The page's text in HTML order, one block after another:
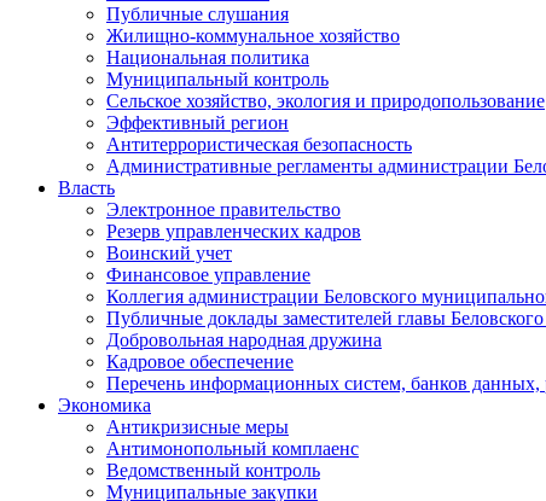
Публичные слушания
Жилищно-коммунальное хозяйство
Национальная политика
Муниципальный контроль
Сельское хозяйство, экология и природопользование
Эффективный регион
Антитеррористическая безопасность
Административные регламенты администрации
Власть
Электронное правительство
Резерв управленческих кадров
Воинский учет
Финансовое управление
Коллегия администрации Беловского
Публичные доклады заместителей главы
Добровольная народная дружина
Кадровое обеспечение
Перечень информационных систем, банков данных,
Экономика
Антикризисные меры
Антимонопольный комплаенс
Ведомственный контроль
Муниципальные закупки